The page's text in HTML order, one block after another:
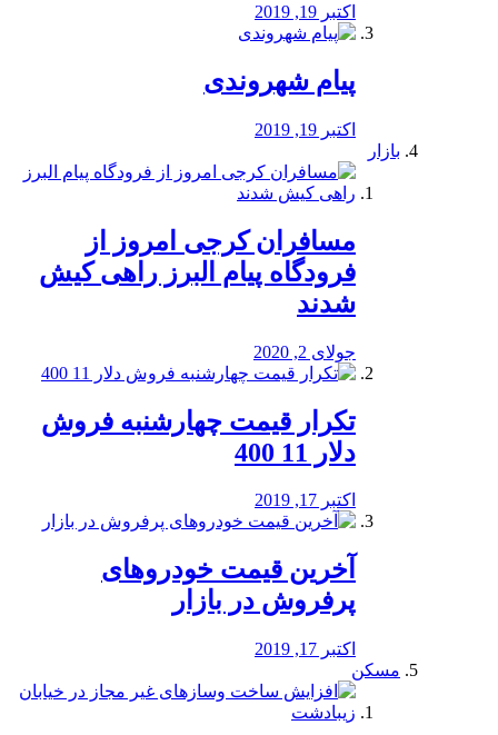
اکتبر 19, 2019
پیام شهروندی
اکتبر 19, 2019
بازار
مسافران کرجی امروز از
فرودگاه پیام البرز راهی کیش
شدند
جولای 2, 2020
تکرار قیمت چهارشنبه فروش
دلار 11 400
اکتبر 17, 2019
آخرین قیمت خودرو‌های
پرفروش در بازار
اکتبر 17, 2019
مسکن